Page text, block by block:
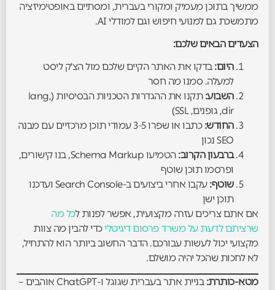
ממשיך בתוכן מעמיק ומקורי בעברית, ומסתיים באופטימיזציה
מתמשכת גם למנועי חיפוש וגם למודלי AI.
הצעדים הבאים שלכם:
היום: בדקו את האתר הקיים שלכם מול הצ'ק ליסט
למעלה. סמנו מה חסר
השבוע:
תקנו את ההגדרות הטכניות הבסיסיות (lang,
dir, גופנים, SSL)
החודש:
כתבו או שפרו 3-5 עמודי תוכן מרכזיים עם מבנה
SEO נכון
ברבעון הקרוב:
הטמיעו Schema Markup, בנו קישורים,
ופרסמו תוכן שוטף
שוטף:
עקבו אחרי ביצועים ב-Search Console ועדכנו
תוכן ישן
אם אתם צריכים עזרה מקצועית, אפשר לפנות לכל מה
שרציתם לדעת על משרד פרסום דיגיטליכדי להבין מה צוות
מקצועי יכול לעשות עבורכם. הדבר החשוב ביותר הוא להתחיל,
לא לחכות שהכל יהיה מושלם.
מטא-כותרת:
בניית אתר בעברית שגוגל ו-ChatGPT אוהבים –